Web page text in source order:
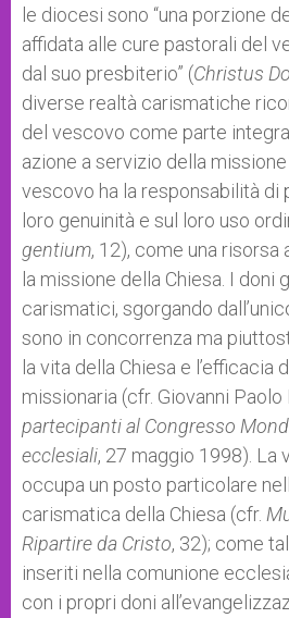
le diocesi sono “una porzione
affidata alle cure pastorali del
dal suo presbiterio” (Christus
diverse realtà carismatiche
del vescovo come parte
azione a servizio della
vescovo ha la responsabilità di
loro genuinità e sul loro uso
gentium, 12), come una
la missione della Chiesa. I doni
carismatici, sgorgando
sono in concorrenza ma
la vita della Chiesa e l’efficacia
missionaria (cfr. Giovanni Paolo
partecipanti al Congresso
ecclesiali, 27 maggio 1998). La
occupa un posto particolare
carismatica della Chiesa (cfr.
Ripartire da Cristo, 32); come
inseriti nella comunione
con i propri doni